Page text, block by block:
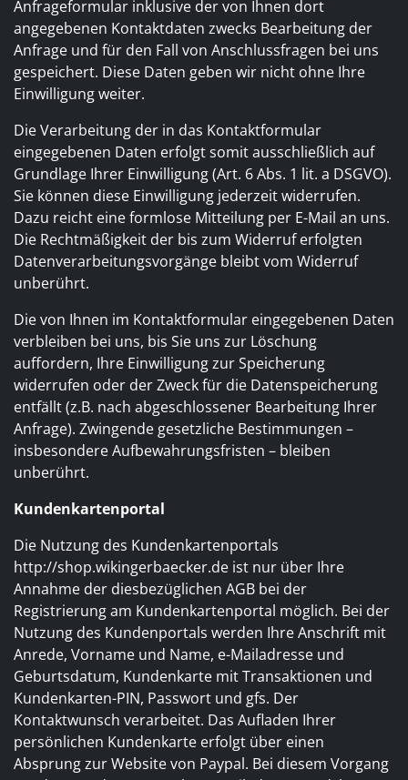
Anfrageformular inklusive der von Ihnen dort
angegebenen Kontaktdaten zwecks Bearbeitung der
Anfrage und für den Fall von Anschlussfragen bei uns
gespeichert. Diese Daten geben wir nicht ohne Ihre
Einwilligung weiter.
Die Verarbeitung der in das Kontaktformular
eingegebenen Daten erfolgt somit ausschließlich auf
Grundlage Ihrer Einwilligung (Art. 6 Abs. 1 lit. a DSGVO).
Sie können diese Einwilligung jederzeit widerrufen.
Dazu reicht eine formlose Mitteilung per E-Mail an uns.
Die Rechtmäßigkeit der bis zum Widerruf erfolgten
Datenverarbeitungsvorgänge bleibt vom Widerruf
unberührt.
Die von Ihnen im Kontaktformular eingegebenen Daten
verbleiben bei uns, bis Sie uns zur Löschung
auffordern, Ihre Einwilligung zur Speicherung
widerrufen oder der Zweck für die Datenspeicherung
entfällt (z.B. nach abgeschlossener Bearbeitung Ihrer
Anfrage). Zwingende gesetzliche Bestimmungen –
insbesondere Aufbewahrungsfristen – bleiben
unberührt.
Kundenkartenportal
Die Nutzung des Kundenkartenportals
http://shop.wikingerbaecker.de ist nur über Ihre
Annahme der diesbezüglichen AGB bei der
Registrierung am Kundenkartenportal möglich. Bei der
Nutzung des Kundenportals werden Ihre Anschrift mit
Anrede, Vorname und Name, e-Mailadresse und
Geburtsdatum, Kundenkarte mit Transaktionen und
Kundenkarten-PIN, Passwort und gfs. Der
Kontaktwunsch verarbeitet. Das Aufladen Ihrer
persönlichen Kundenkarte erfolgt über einen
Absprung zur Website von Paypal. Bei diesem Vorgang